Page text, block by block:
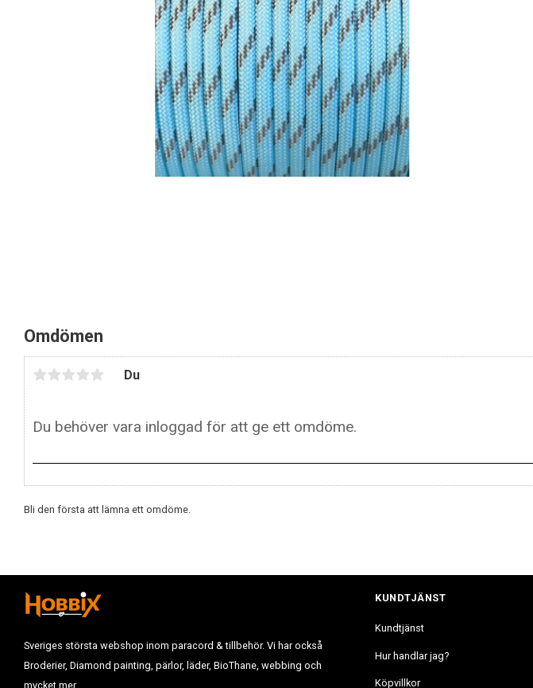
Omdömen
Du
Bli den första att lämna ett omdöme.
Sveriges största webshop inom paracord & tillbehör. Vi har också
Broderier, Diamond painting, pärlor, läder, BioThane, webbing och
mycket mer.
KUNDTJÄNST
Kundtjänst
Hur handlar jag?
Köpvillkor